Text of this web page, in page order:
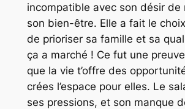
incompatible avec son désir de
son bien-être. Elle a fait le
de prioriser sa famille et sa
ça a marché ! Ce fut une
que la vie t’offre des
crées l’espace pour elles. Le
ses pressions, et son manque